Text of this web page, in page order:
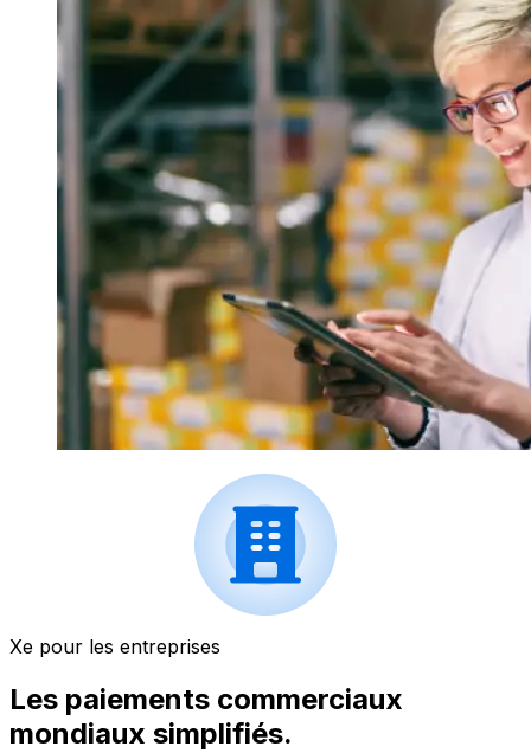
Xe pour les entreprises
Les paiements commerciaux
mondiaux simplifiés.